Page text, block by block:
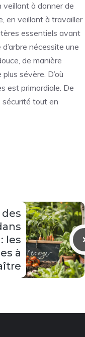
veillant à donner de
en veillant à travailler
essentiels avant
nécessite une
de manière
sévère. D’où
est primordiale. De
sécurité tout en
les
à